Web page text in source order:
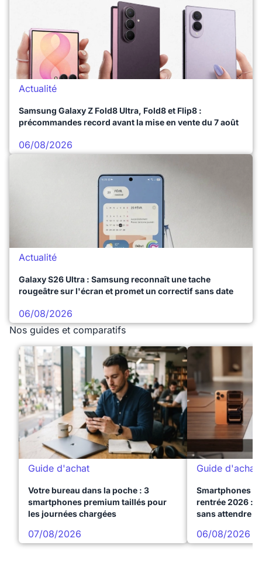
Actualité
Samsung Galaxy Z Fold8 Ultra, Fold8 et Flip8 :
précommandes record avant la mise en vente du 7 août
06/08/2026
Actualité
Galaxy S26 Ultra : Samsung reconnaît une tache
rougeâtre sur l'écran et promet un correctif sans date
06/08/2026
Nos guides et comparatifs
Guide d'achat
Votre bureau dans la poche : 3
smartphones premium taillés pour
les journées chargées
07/08/2026
Guide d'achat
Smartphones
rentrée 2026 :
sans attendre
06/08/2026